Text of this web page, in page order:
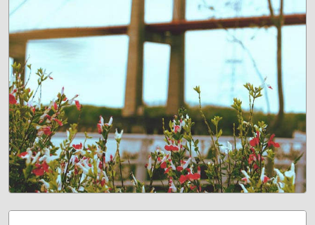
PROPUESTAS AL AIRE LIBRE